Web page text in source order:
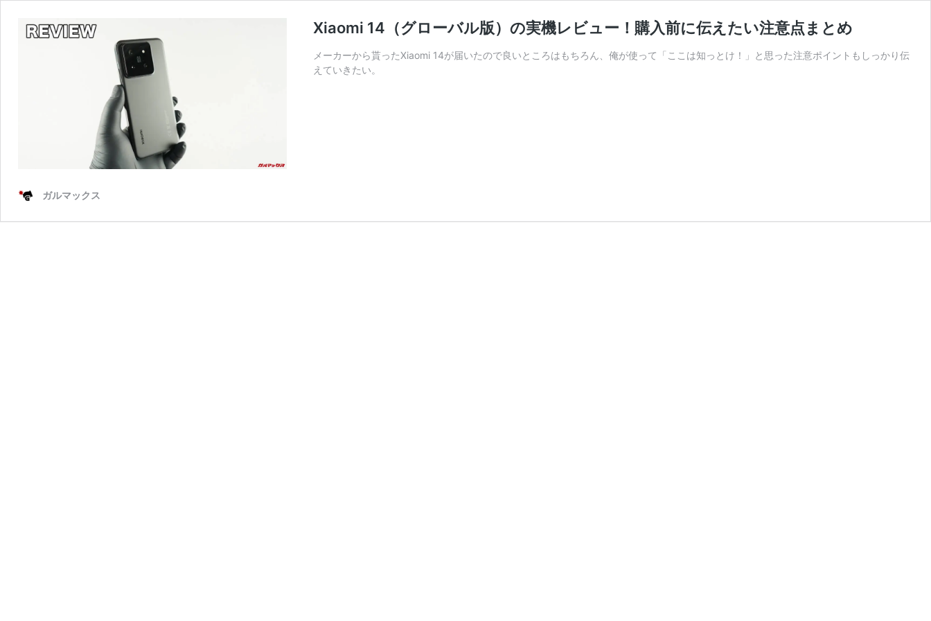
Xiaomi 14（グローバル版）の実機レビュー！購入前に伝えたい注意点まとめ
メーカーから貰ったXiaomi 14が届いたので良いところはもちろん、俺が使って「ここは知っとけ！」と思った注意ポイントもしっかり伝
えていきたい。
ガルマックス